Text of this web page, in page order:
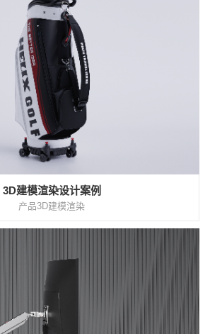
3D建模渲染设计案例
产品3D建模渲染